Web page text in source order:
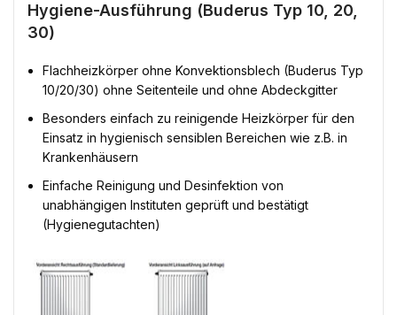
Hygiene-Ausführung (Buderus Typ 10, 20,
30)
Flachheizkörper ohne Konvektionsblech (Buderus Typ
10/20/30) ohne Seitenteile und ohne Abdeckgitter
Besonders einfach zu reinigende Heizkörper für den
Einsatz in hygienisch sensiblen Bereichen wie z.B. in
Krankenhäusern
Einfache Reinigung und Desinfektion von
unabhängigen Instituten geprüft und bestätigt
(Hygienegutachten)